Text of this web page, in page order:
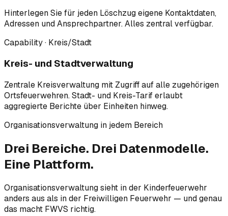
Hinterlegen Sie für jeden Löschzug eigene Kontaktdaten,
Adressen und Ansprechpartner. Alles zentral verfügbar.
Capability · Kreis/Stadt
Kreis- und Stadtverwaltung
Zentrale Kreisverwaltung mit Zugriff auf alle zugehörigen
Ortsfeuerwehren. Stadt- und Kreis-Tarif erlaubt
aggregierte Berichte über Einheiten hinweg.
Organisationsverwaltung in jedem Bereich
Drei Bereiche. Drei Datenmodelle.
Eine Plattform.
Organisationsverwaltung sieht in der Kinderfeuerwehr
anders aus als in der Freiwilligen Feuerwehr — und genau
das macht FWVS richtig.